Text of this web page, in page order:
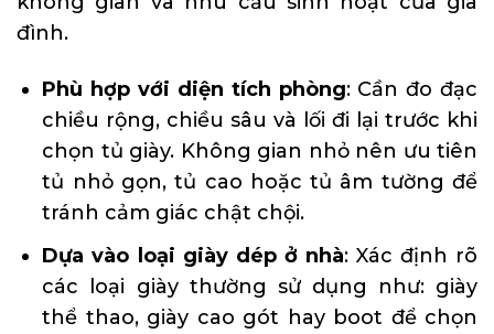
đình.
Phù hợp với diện tích phòng: Cần đo đạc
chiều rộng, chiều sâu và lối đi lại trước khi
chọn tủ giày. Không gian nhỏ nên ưu tiên
tủ nhỏ gọn, tủ cao hoặc tủ âm tường để
tránh cảm giác chật chội.
Dựa vào loại giày dép ở nhà: Xác định rõ
các loại giày thường sử dụng như: giày
thể thao, giày cao gót hay boot để chọn